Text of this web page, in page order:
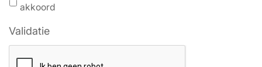
akkoord
Validatie